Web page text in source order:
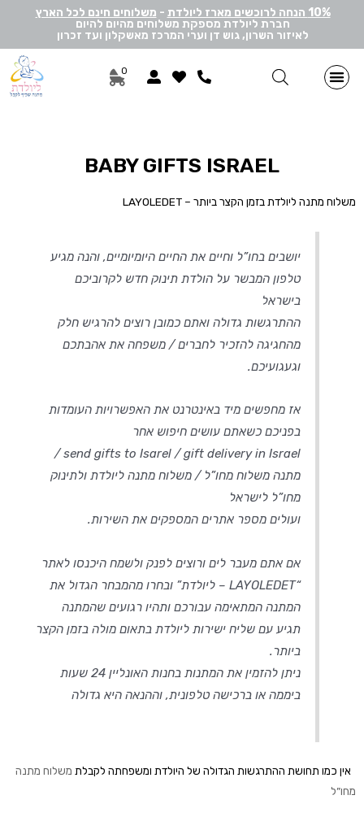
10% הנחה לרוכשים מארז ליולדת - משלוחים חינם לכל הארץ
חברת ליולדת מספקת משלוחים מהיום להיום
לאיזור השרון, גוש דן וערי המרכז מאשקלון ועד זכרון
0
BABY GIFTS ISRAEL
משלוח מתנה ליולדת בזמן הקצר ביותר – LAYOLEDET
יושבים בחו”ל וחיים את החיים היומיומיים, והנה מגיע
טלפון המבשר על הולדת תינוק חדש לקרוביכם
בישראל
ההתרגשות גדולה ואתם כמובן רוצים להרגיש חלק
מהחגיגה להזכיר לחברים / משפחה את אהבתכם
וגעגועיכם.
אז מחפשים מיד באינטרנט את האפשרויות העומדות
בפניכם כשאתם עושים חיפוש אחר
send gifts to Isarel / gift delivery in Israel /
מתנה משלוח מחו”ל / משלוח מתנה ליולדת ולתינוק
מחו”ל לישראל
ועולים מספר אתרים המספקים את השירות.
אם אתם מעבר לים ורוצים לפנק ולשמח היכנסו לאתר
“LAYOLEDET – ליולדת” ובחרו מהמבחר הגדול את
המתנה המתאימה עבורכם ותהיו רגועים שהמתנה
תגיע עם שליח ישירות ליולדת בתאום מולה בזמן הקצר
ביותר.
ניתן להזמין את המתנות בחנות האונליין 24 שעות
ביממה או ברכישה טלפונית, וההנאה היא גדולה
אין כמו תחושת ההתרגשות הגדולה של היולדת ומשפחתה לקבלת משלוח מתנה
מחו”ל